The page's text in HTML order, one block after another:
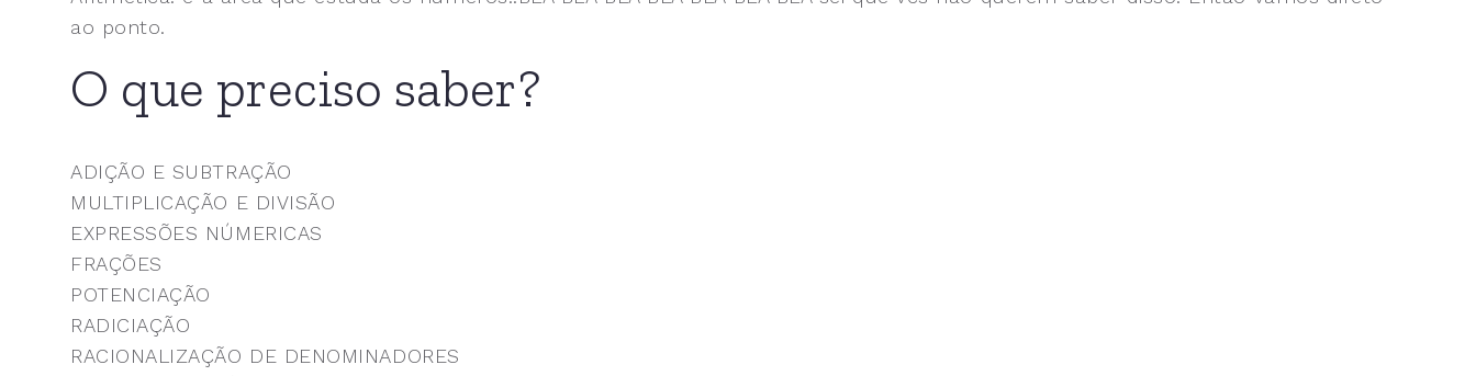
ao ponto.
O que preciso saber?
ADIÇÃO E SUBTRAÇÃO
MULTIPLICAÇÃO E DIVISÃO
EXPRESSÕES NÚMERICAS
FRAÇÕES
POTENCIAÇÃO
RADICIAÇÃO
RACIONALIZAÇÃO DE DENOMINADORES